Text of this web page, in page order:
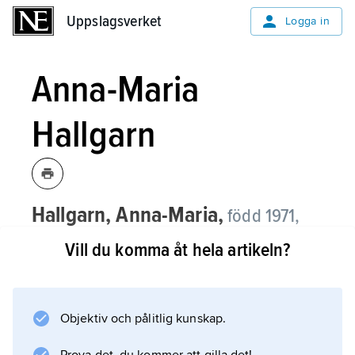
Uppslagsverket Logga in
Anna-Maria
Hallgarn
Hallgarn, Anna-Maria, född 1971,
skådespelerska, sångerska och
musikalartist.
professionellt som skådespelerska 1995 i
Vill du komma åt hela artikeln?
Objektiv och pålitlig kunskap.